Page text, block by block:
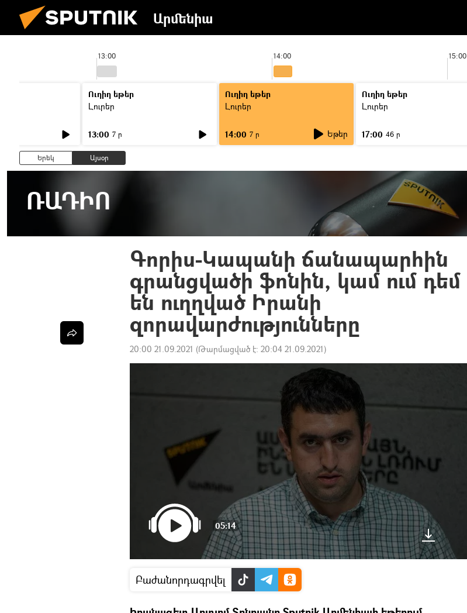
Արմենիա
13:00 14:00 15:00
Ուղիղ եթեր
Լուրեր
13:00 7 ր
Ուղիղ եթեր
Լուրեր
14:00 7 ր Եթեր
Ուղիղ եթեր
Լուրեր
17:00 46 ր
Երեկ Այսօր
ՌԱԴԻՈ
Գորիս-Կապանի ճանապարհին
գրանցվածի ֆոնին, կամ ում դեմ
են ուղղված Իրանի
զորավարժությունները
20:00 21.09.2021 (Թարմացված է: 20:04 21.09.2021)
05:14
Բաժանորդագրվել